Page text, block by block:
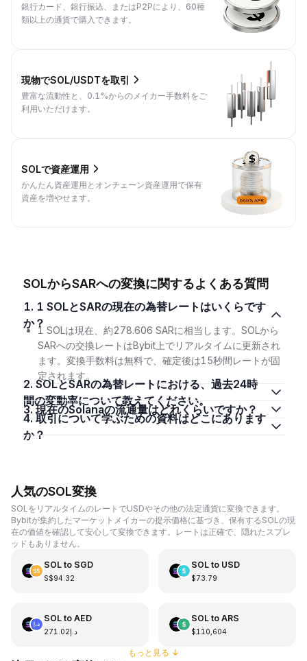
銀行カード、銀行振込、またはP2Pにより、60種
類以上の通貨で購入できます。
現物でSOL/USDTを取引
豊富な流動性と、0.1%からのメイカー手数料をご
利用いただけます。
SOLで資産運用
かんたん資産運用とオンチェーン資産運用で保有
資産を増やせます。
SOLからSARへの変換に関するよくある質問
1. 1 SOLとSARの現在の為替レートはいくらです
か？
1 SOLは現在、約278.606 SARに相当します。SOLから
SARへの交換レートはBybit上でリアルタイムに更新され
ます。変換手数料は無料で、確定後は15秒間レートが固
定されます。
2. SOLとSARの為替レートにおける、過去24時
間の変動率について教えてください。
3. 現在のSolanaの流通量はどれくらいですか？
4. 取引について学ぶための資料はどこにあります
か？
人気のSOL変換
SOLをリアルタイムのレートでUSDやその他の法定通貨に変換できます。
Bybitが集約したマーケットメイカーの提示価格に基づき、保有するSOLの現
在の価値を確認して安心して変換できます。レートは正確で、隠れたスプレ
ッドもありません。
SOLto SGD
S$94.32
SOLto USD
$73.79
SOLto AED
د.إ271.02
SOLto ARS
$110,604
もっと見る ↓